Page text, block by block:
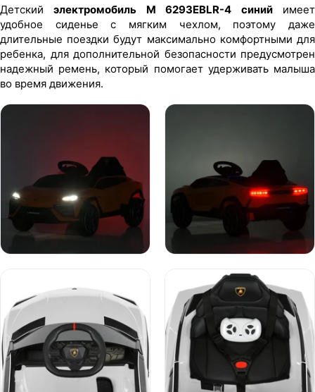
Детскийэлектромобиль M 6293EBLR-4 синийимеет
удобное сиденье с мягким чехлом, поэтому даже
длительные поездки будут максимально комфортными для
ребенка, для дополнительной безопасности предусмотрен
надежный ремень, который помогает удерживать малыша
во время движения.